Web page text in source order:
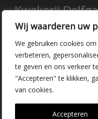
Wij waarderen uw
We gebruiken cookies
verbeteren,
te geven en ons verkeer
"Accepteren" te klikken,
van cookies.
Accepteren
Kwekerij
Vrederustlaan 10
2645 AW Delfgauw
info@dehoogorchids.com
015 262 0429